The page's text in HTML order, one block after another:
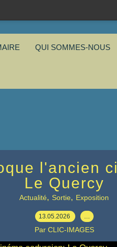
QUI SOMMES-NOUS
l'ancien
Le Quercy
Actualité, Sortie, Exposition
13.05.2026 …
Par CLIC-IMAGES